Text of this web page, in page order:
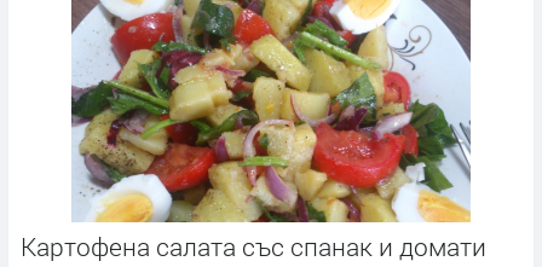
Картофена салата със спанак и домати